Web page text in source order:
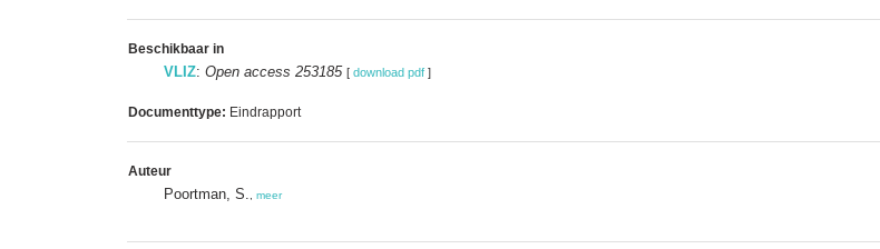
Beschikbaar in
VLIZ: Open access 253185 [ download pdf ]
Documenttype: Eindrapport
Auteur
Poortman, S. meer